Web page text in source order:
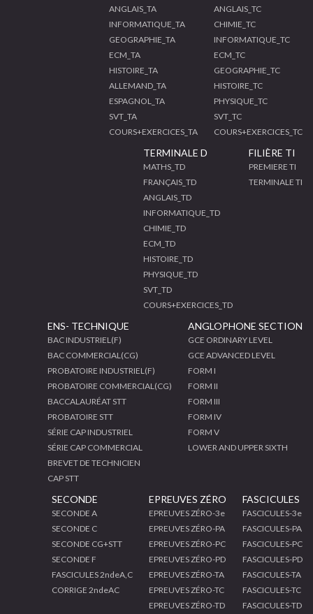
ANGLAIS_TA
INFORMATIQUE_TA
GEOGRAPHIE_TA
ECM_TA
HISTOIRE_TA
ALLEMAND_TA
ESPAGNOL_TA
SVT_TA
COURS+EXERCICES_TA
ANGLAIS_TC
CHIMIE_TC
INFORMATIQUE_TC
ECM_TC
GEOGRAPHIE_TC
HISTOIRE_TC
PHYSIQUE_TC
SVT_TC
COURS+EXERCICES_TC
TERMINALE D
MATHS_TD
FRANÇAIS_TD
ANGLAIS_TD
INFORMATIQUE_TD
CHIMIE_TD
ECM_TD
HISTOIRE_TD
PHYSIQUE_TD
SVT_TD
COURS+EXERCICES_TD
FILIÈRE TI
PREMIERE TI
TERMINALE TI
ENS- TECHNIQUE
BAC INDUSTRIEL(F)
BAC COMMERCIAL(CG)
PROBATOIRE INDUSTRIEL(F)
PROBATOIRE COMMERCIAL(CG)
BACCALAURÉAT STT
PROBATOIRE STT
SÉRIE CAP INDUSTRIEL
SÉRIE CAP COMMERCIAL
BREVET DE TECHNICIEN
CAP STT
ANGLOPHONE SECTION
GCE ORDINARY LEVEL
GCE ADVANCED LEVEL
FORM I
FORM II
FORM III
FORM IV
FORM V
LOWER AND UPPER SIXTH
SECONDE
SECONDE A
SECONDE C
SECONDE CG+STT
SECONDE F
FASCICULES 2ndeA,C
CORRIGE 2ndeAC
EPREUVES ZÉRO
EPREUVES ZÉRO-3e
EPREUVES ZÉRO-PA
EPREUVES ZÉRO-PC
EPREUVES ZÉRO-PD
EPREUVES ZÉRO-TA
EPREUVES ZÉRO-TC
EPREUVES ZÉRO-TD
FASCICULES
FASCICULES-3e
FASCICULES-PA
FASCICULES-PC
FASCICULES-PD
FASCICULES-TA
FASCICULES-TC
FASCICULES-TD